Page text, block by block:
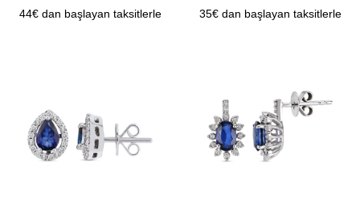
44€ dan başlayan taksitlerle
35€ dan başlayan taksitlerle